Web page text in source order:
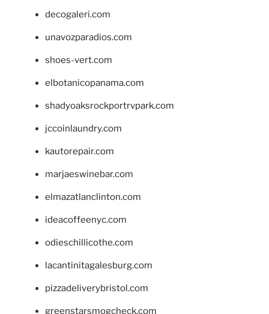
decogaleri.com
unavozparadios.com
shoes-vert.com
elbotanicopanama.com
shadyoaksrockportrvpark.com
jccoinlaundry.com
kautorepair.com
marjaeswinebar.com
elmazatlanclinton.com
ideacoffeenyc.com
odieschillicothe.com
lacantinitagalesburg.com
pizzadeliverybristol.com
greenstarsmogcheck.com